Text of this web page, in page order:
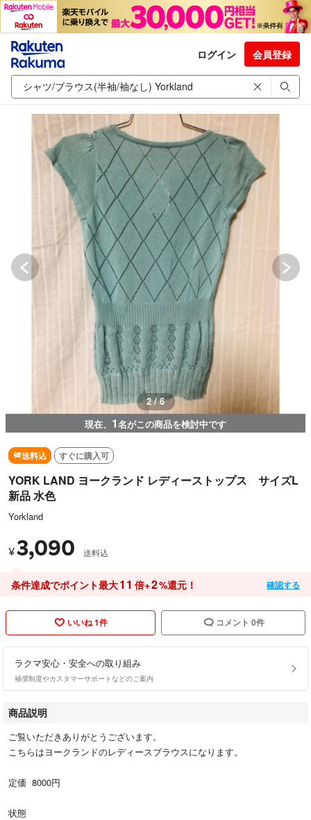
ログイン 会員登録
3 / 6
現在、 1名がこの商品を検討中です
送料込 すぐに購入可
YORK LAND ヨークランド レディーストップス サイズL
新品 水色
Yorkland
¥3,090 送料込
条件達成でポイント最大11 倍+2%還元！ 確認する
いいね 1件 コメント 0件
ラクマ安心・安全への取り組み
補償制度やカスタマーサポートなどのご案内
商品説明
ご覧いただきありがとうございます。
こちらはヨークランドのレディースブラウスになります。
定価 8000円
状態